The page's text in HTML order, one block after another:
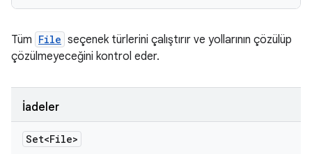
Tüm File seçenek türlerini çalıştırır ve yollarının çözülüp
çözülmeyeceğini kontrol eder.
İadeler
Set<File>